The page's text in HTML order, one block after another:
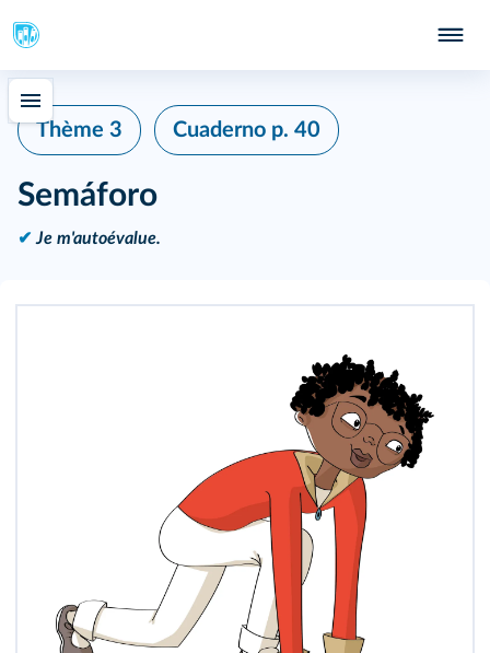
Thème 3 Cuaderno p. 40
Semáforo
✔ Je m'autoévalue.